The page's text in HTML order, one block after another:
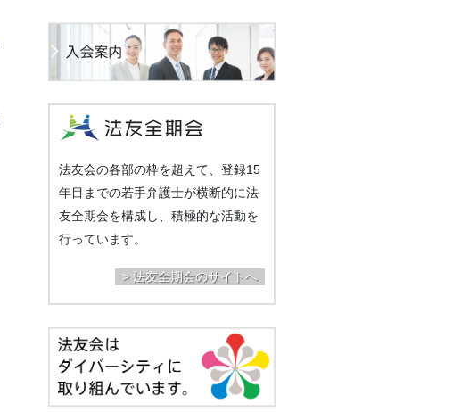
法友会の各部の枠を超えて、登録15
年目までの若手弁護士が横断的に法
友全期会を構成し、積極的な活動を
行っています。
> 法友全期会のサイトへ